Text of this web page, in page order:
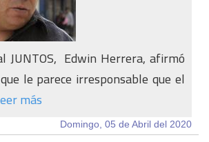
JUNTOS, Edwin Herrera, afirmó
le parece irresponsable que el
más
Domingo, 05 de Abril del 2020